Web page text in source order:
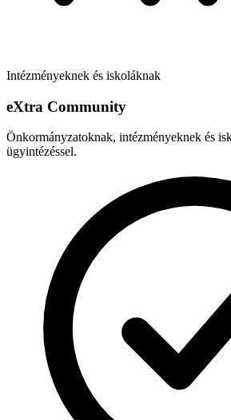
Intézményeknek és iskoláknak
eXtra Community
Önkormányzatoknak, intézményeknek és
ügyintézéssel.